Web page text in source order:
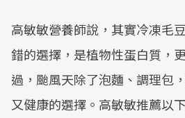
高敏敏營養師說，其實冷凍毛
錯的選擇，是植物性蛋白質，
過，颱風天除了泡麵、調理包
又健康的選擇。高敏敏推薦以